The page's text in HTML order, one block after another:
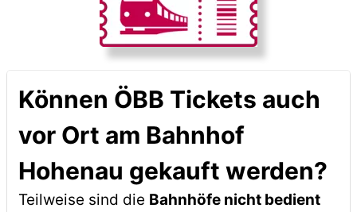
Können ÖBB Tickets auch
vor Ort am Bahnhof
Hohenau gekauft werden?
Teilweise sind die Bahnhöfe nicht bedient